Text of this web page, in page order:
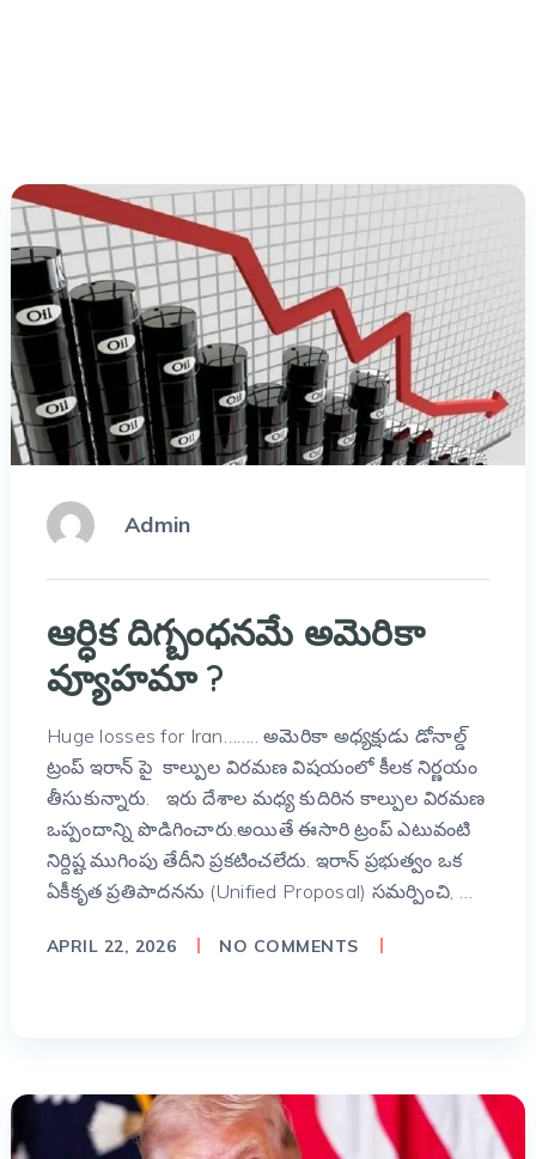
Admin
ఆర్ధిక దిగ్బంధనమే అమెరికా
వ్యూహమా ?
Huge losses for Iran…….. అమెరికా అధ్యక్షుడు డోనాల్డ్
ట్రంప్ ఇరాన్‌ పై కాల్పుల విరమణ విషయంలో కీలక నిర్ణయం
తీసుకున్నారు. ఇరు దేశాల మధ్య కుదిరిన కాల్పుల విరమణ
ఒప్పందాన్ని పొడిగించారు.అయితే ఈసారి ట్రంప్ ఎటువంటి
నిర్దిష్ట ముగింపు తేదీని ప్రకటించలేదు. ఇరాన్ ప్రభుత్వం ఒక
ఏకీకృత ప్రతిపాదనను (Unified Proposal) సమర్పించి, …
APRIL 22, 2026 NO COMMENTS